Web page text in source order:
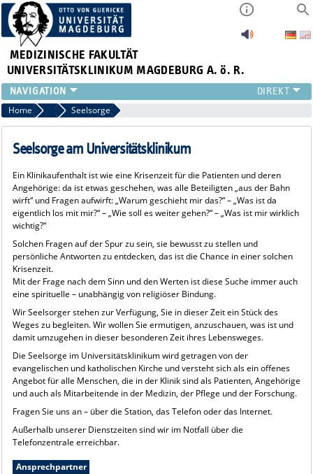
MEDIZINISCHE FAKULTÄT
UNIVERSITÄTSKLINIKUM MAGDEBURG A. ö. R.
INSTITUTE
KLINIKEN
ZENTRALE EINRICHTUNGEN
PRESSE
ÜBER UNS
INTERNATIONAL
INTRANET
Home Patienten & Gäste
Seelsorge
Seelsorge am Universitätsklinikum
Ein Klinikaufenthalt ist wie eine Krisenzeit für die Patienten und deren
Angehörige: da ist etwas geschehen, was alle Beteiligten „aus der Bahn
wirft“ und Fragen aufwirft: „Warum geschieht mir das?“ – „Was ist da
eigentlich los mit mir?“ – „Wie soll es weiter gehen?“ – „Was ist mir wirklich
wichtig?“
Solchen Fragen auf der Spur zu sein, sie bewusst zu stellen und
persönliche Antworten zu entdecken, das ist die Chance in einer solchen
Krisenzeit.
Mit der Frage nach dem Sinn und den Werten ist diese Suche immer auch
eine spirituelle – unabhängig von religiöser Bindung.
Wir Seelsorger stehen zur Verfügung, Sie in dieser Zeit ein Stück des
Weges zu begleiten. Wir wollen Sie ermutigen, anzuschauen, was ist und
damit umzugehen in dieser besonderen Zeit ihres Lebensweges.
Die Seelsorge im Universitätsklinikum wird getragen von der
evangelischen und katholischen Kirche und versteht sich als ein offenes
Angebot für alle Menschen, die in der Klinik sind als Patienten, Angehörige
und auch als Mitarbeitende in der Medizin, der Pflege und der Forschung.
Fragen Sie uns an – über die Station, das Telefon oder das Internet.
Außerhalb unserer Dienstzeiten sind wir im Notfall über die
Telefonzentrale erreichbar.
Ansprechpartner